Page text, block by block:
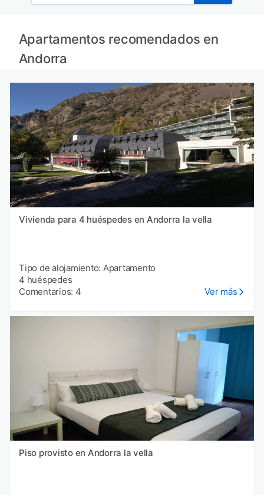
Apartamentos recomendados en
Andorra
Vivienda para 4 huéspedes en Andorra la vella
Tipo de alojamiento: Apartamento
4 huéspedes
Comentarios: 4
Ver más
Piso provisto en Andorra la vella